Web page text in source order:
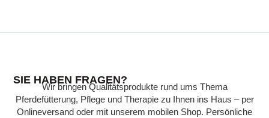
SIE HABEN FRAGEN?
Wir bringen Qualitätsprodukte rund ums Thema
Pferdefütterung, Pflege und Therapie zu Ihnen ins Haus – per
Onlineversand oder mit unserem mobilen Shop. Persönliche